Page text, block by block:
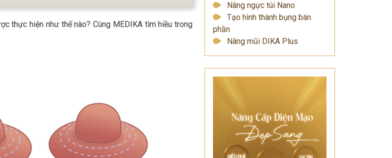
thực hiện như thế nào? Cùng MEDIKA tìm hiều trong
Nâng ngực túi Nano
Tạo hình thành bụng bán
phần
Nâng mũi DIKA Plus